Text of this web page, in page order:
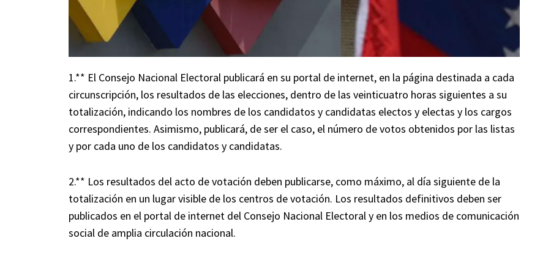
1.** El Consejo Nacional Electoral publicará en su portal de internet, en la página destinada a cada
circunscripción, los resultados de las elecciones, dentro de las veinticuatro horas siguientes a su
totalización, indicando los nombres de los candidatos y candidatas electos y electas y los cargos
correspondientes. Asimismo, publicará, de ser el caso, el número de votos obtenidos por las listas
y por cada uno de los candidatos y candidatas.
2.** Los resultados del acto de votación deben publicarse, como máximo, al día siguiente de la
totalización en un lugar visible de los centros de votación. Los resultados definitivos deben ser
publicados en el portal de internet del Consejo Nacional Electoral y en los medios de comunicación
social de amplia circulación nacional.